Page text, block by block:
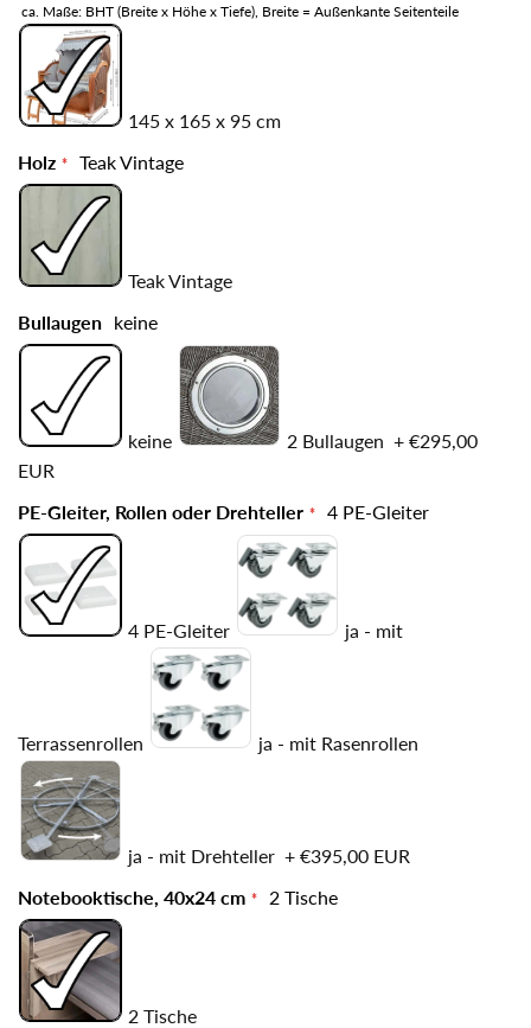
ca. Maße: BHT (Breite x Höhe x Tiefe), Breite = Außenkante Seitenteile
145 x 165 x 95 cm
Holz
Teak Vintage
Teak Vintage
Bullaugen keine
keine 2 Bullaugen + €295,00
EUR
PE-Gleiter, Rollen oder Drehteller
4 PE-Gleiter
4 PE-Gleiter ja - mit
Terrassenrollen ja - mit Rasenrollen
ja - mit Drehteller + €395,00 EUR
Notebooktische, 40x24 cm
2 Tische
2 Tische